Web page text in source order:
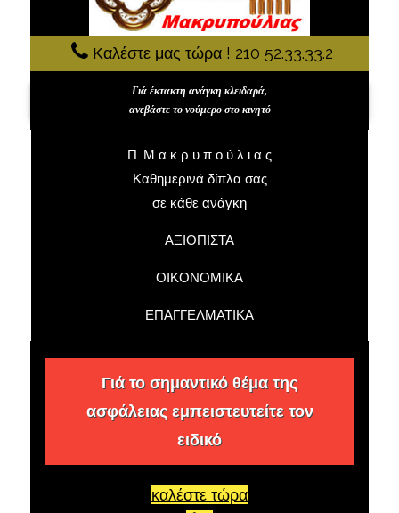
Καλέστε μας τώρα ! 210 52.33.33.2
Γιά έκτακτη ανάγκη κλειδαρά,
ανεβάστε το νούμερο στο κινητό
Π. Μ α κ ρ υ π ο ύ λ ι α ς
Καθημερινά δίπλα σας
σε κάθε ανάγκη
ΑΞΙΟΠΙΣΤΑ
ΟΙΚΟΝΟΜΙΚΑ
ΕΠΑΓΓΕΛΜΑΤΙΚΑ
Γιά το σημαντικό θέμα της
ασφάλειας εμπειστευτείτε τον
ειδικό
καλέστε τώρα